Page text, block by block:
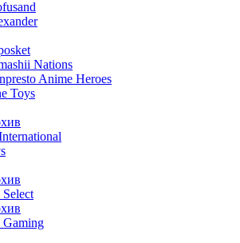
Nations
Anime Heroes
Toys
Gaming